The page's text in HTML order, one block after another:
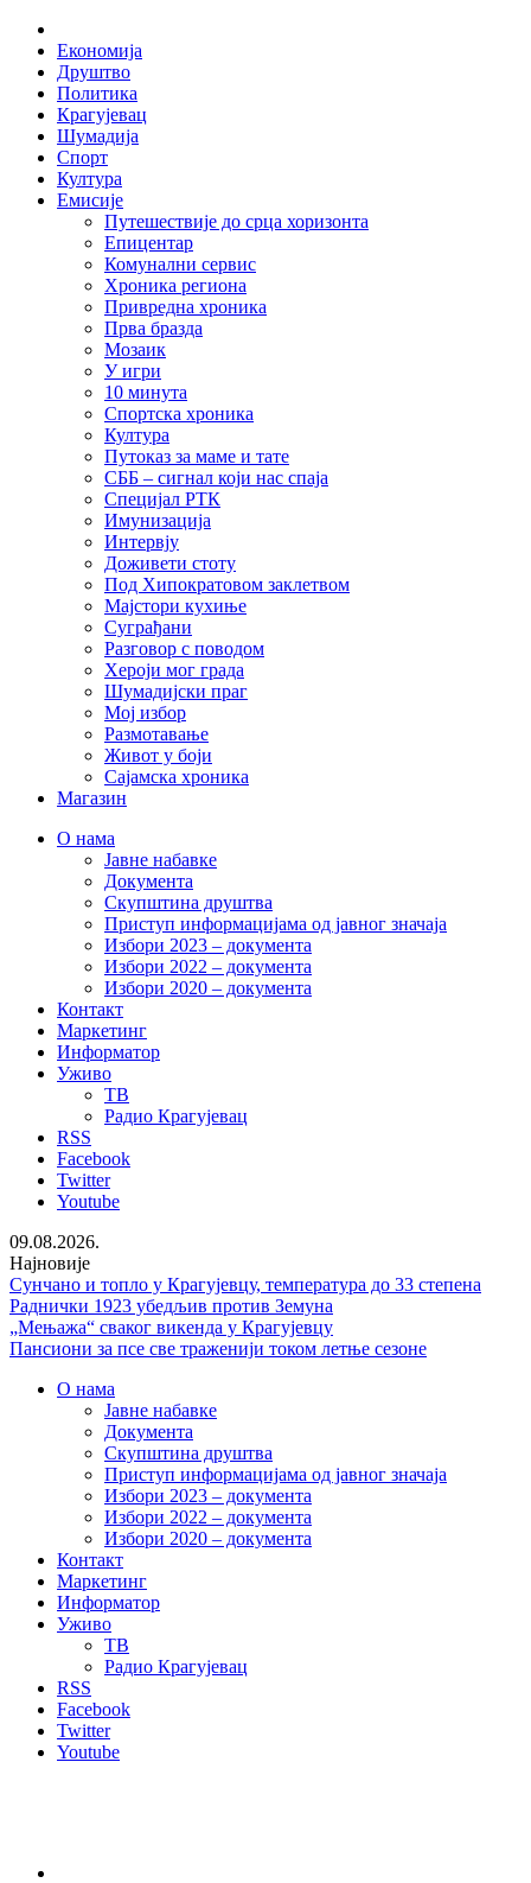
Skip
content
Економија
Друштво
Политика
Крагујевац
Шумадија
Спорт
Култура
Емисије
Путешествије до срца хоризонта
Епицентар
Комунални сервис
Хроника региона
Привредна хроника
Прва бразда
Мозаик
У игри
10 минута
Спортска хроника
Култура
Путоказ за маме и тате
СББ – сигнал који нас спаја
Специјал РТК
Имунизација
Интервју
Доживети стоту
Под Хипократовом заклетвом
Мајстори кухиње
Суграђани
Разговор с поводом
Хероји мог града
Шумадијски праг
Мој избор
Размотавање
Живот у боји
Сајамска хроника
Магазин
О нама
Јавне набавке
Документа
Скупштина друштва
Приступ информацијама од јавног значаја
Избори 2023 – документа
Избори 2022 – документа
Избори 2020 – документа
Контакт
Маркетинг
Информатор
Уживо
ТВ
Радио Крагујевац
RSS
Facebook
Twitter
Youtube
09.08.2026.
Најновије
Сунчано и топло у Крагујевцу, температура до 33 степена
Раднички 1923 убедљив против Земуна
„Мењажа“ сваког викенда у Крагујевцу
Пансиони за псе све траженији током летње сезоне
О нама
Јавне набавке
Документа
Скупштина друштва
Приступ информацијама од јавног значаја
Избори 2023 – документа
Избори 2022 – документа
Избори 2020 – документа
Контакт
Маркетинг
Информатор
Уживо
ТВ
Радио Крагујевац
RSS
Facebook
Twitter
Youtube